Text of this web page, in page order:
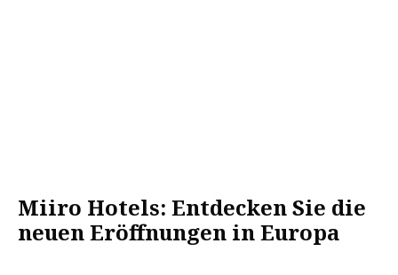
Miiro Hotels: Entdecken Sie die
neuen Eröffnungen in Europa